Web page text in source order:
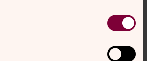
512 27 12